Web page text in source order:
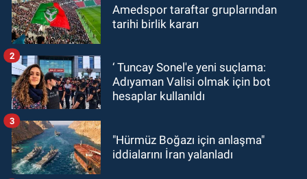
Amedspor taraftar gruplarından
tarihi birlik kararı
‘ Tuncay Sonel'e yeni suçlama:
Adıyaman Valisi olmak için bot
hesaplar kullanıldı
2
"Hürmüz Boğazı için anlaşma"
iddialarını İran yalanladı
3